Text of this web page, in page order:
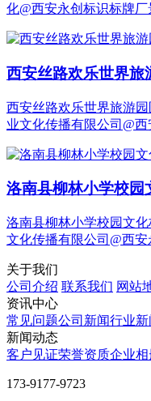
化@西安永创标识标牌
西安丝路欢乐世界旅
西安丝路欢乐世界旅游
业文化传播有限公司@
洛南县柳林小学校园
洛南县柳林小学校园文
文化传播有限公司@西
关于我们
公司介绍 联系我们 网站
资讯中心
常见问题公司新闻行业新
新闻动态
客户见证荣誉资质企业相
‭173-9177-9723